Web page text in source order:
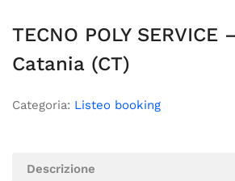
TECNO POLY SERVICE
Catania (CT)
Categoria: Listeo booking
Descrizione